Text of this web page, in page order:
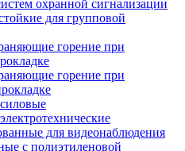
охранной сигнализации
для групповой
горение при
горение при
для видеонаблюдения
с полиэтиленовой